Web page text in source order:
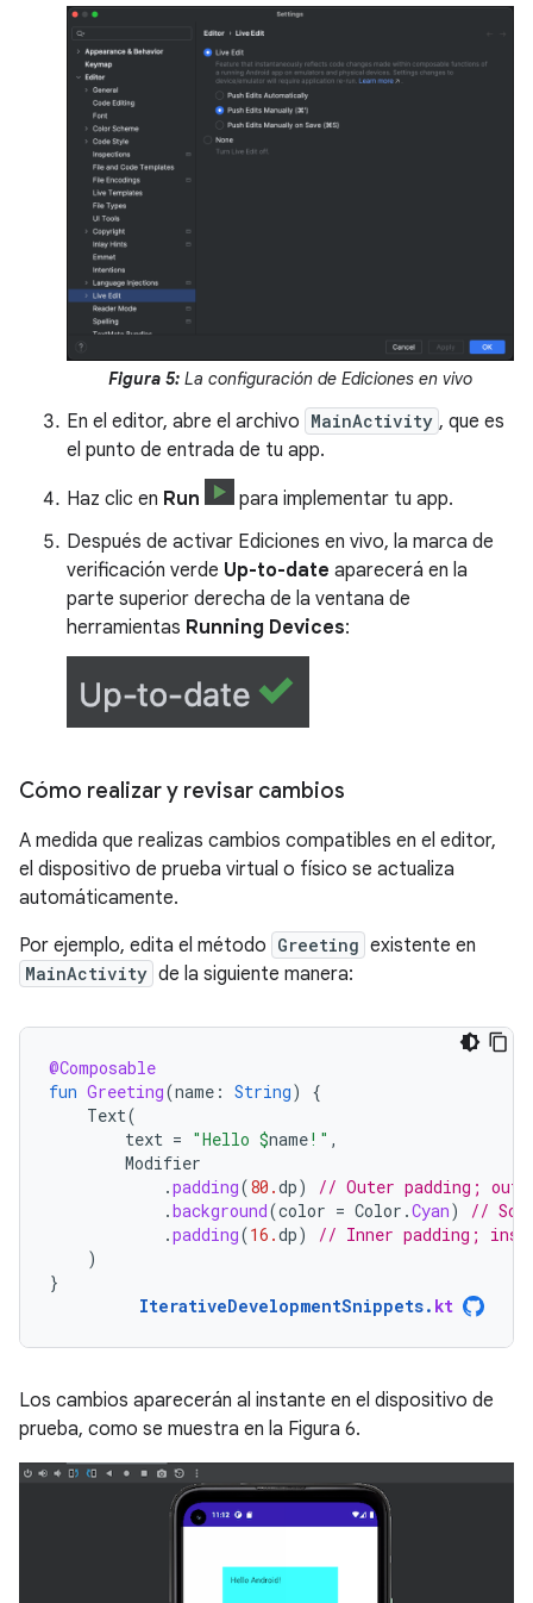
Figura 5: La configuración de Ediciones en vivo
En el editor, abre el archivo MainActivity , que es
el punto de entrada de tu app.
Haz clic en Run
para implementar tu app.
Después de activar Ediciones en vivo, la marca de
verificación verde Up-to-date aparecerá en la
parte superior derecha de la ventana de
herramientas Running Devices:
Cómo realizar y revisar cambios
A medida que realizas cambios compatibles en el editor,
el dispositivo de prueba virtual o físico se actualiza
automáticamente.
Por ejemplo, edita el método Greeting existente en
MainActivity de la siguiente manera:
@Composable
fun Greeting(name : String)
{
Text(
text = "Hello $name!" ,
Modifier
.padding(80.dp)
// Outer padding;
.background(color = Color .Cyan)
//
.padding(16.dp)
// Inner padding;
)
}
IterativeDevelopmentSnippets. kt
Los cambios aparecerán al instante en el dispositivo de
prueba, como se muestra en la Figura 6.